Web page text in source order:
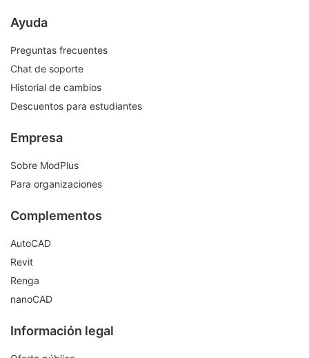
Ayuda
Preguntas frecuentes
Chat de soporte
Historial de cambios
Descuentos para estudiantes
Empresa
Sobre ModPlus
Para organizaciones
Complementos
AutoCAD
Revit
Renga
nanoCAD
Información legal